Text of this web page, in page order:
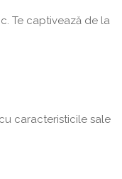
Te captivează de la
caracteristicile sale